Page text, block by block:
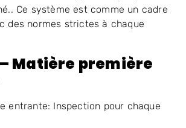
Ce système est comme un cadre
des normes strictes à chaque
– Matière première
entrante: Inspection pour chaque